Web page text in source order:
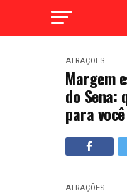
ATRAÇÕES
Margem
do Sena:
para você
ATRAÇÕES